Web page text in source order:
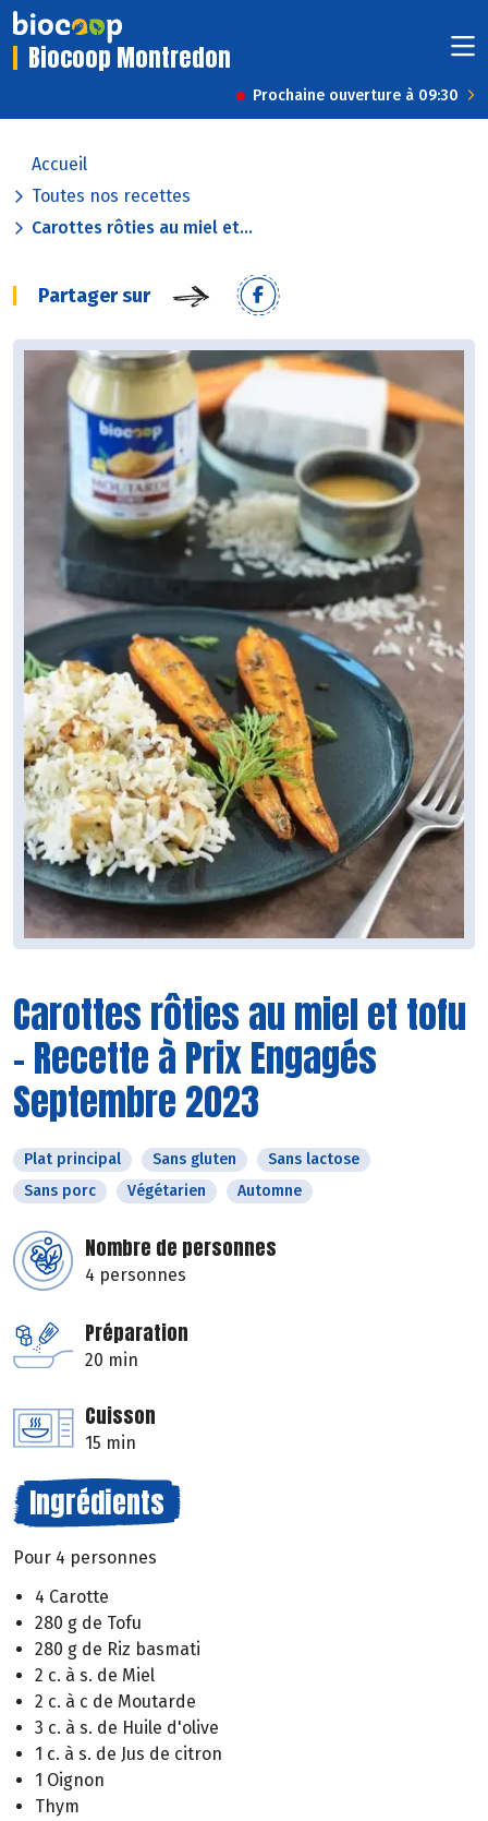
Biocoop Montredon
Prochaine ouverture à 09:30
Accueil
Toutes nos recettes
Carottes rôties au miel et...
Partager sur
Carottes rôties au miel et tofu
- Recette à Prix Engagés
Septembre 2023
Plat principal Sans gluten
Sans lactose
Sans porc
Végétarien Automne
Nombre de personnes
4 personnes
Préparation
20 min
Cuisson
15 min
Ingrédients
Pour 4 personnes
4 Carotte
280 g de Tofu
280 g de Riz basmati
2 c. à s. de Miel
2 c. à c de Moutarde
3 c. à s. de Huile d'olive
1 c. à s. de Jus de citron
1 Oignon
Thym